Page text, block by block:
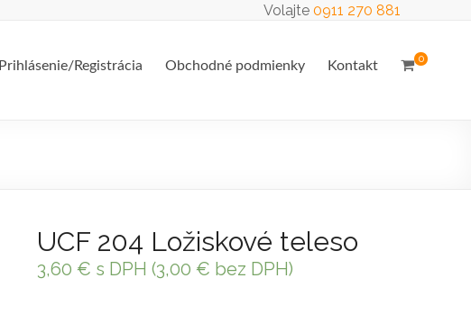
Volajte 0911 270 881
0
Prihlásenie/Registrácia Obchodné podmienky Kontakt
UCF 204 Ložiskové teleso
3,60 € s DPH (3,00 € bez DPH)